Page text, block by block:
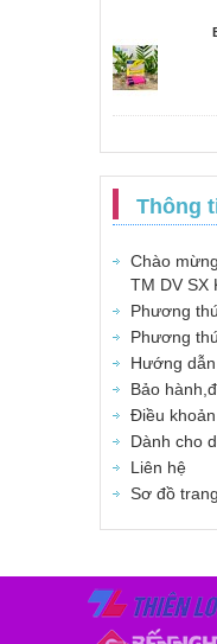
Thông
Chào
TM DV SX
Phương
Phương
Hướng
Bảo
Điều
Dành cho
Liên hệ
Sơ đồ trang